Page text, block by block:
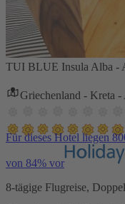
TUI BLUE Insula Alba -
Griechenland - Kreta -
Für dieses Hotel liegen
von 84% vor
8-tägige Flugreise,